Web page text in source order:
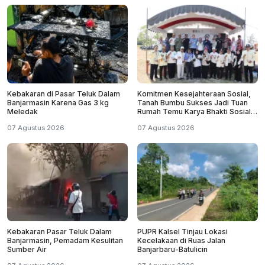
Kebakaran di Pasar Teluk Dalam
Banjarmasin Karena Gas 3 kg
Meledak
07 Agustus 2026
Komitmen Kesejahteraan Sosial,
Tanah Bumbu Sukses Jadi Tuan
Rumah Temu Karya Bhakti Sosial
07 Agustus 2026
Kebakaran Pasar Teluk Dalam
Banjarmasin, Pemadam Kesulitan
Sumber Air
PUPR Kalsel Tinjau Lokasi
Kecelakaan di Ruas Jalan
Banjarbaru-Batulicin